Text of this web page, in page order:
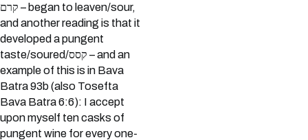
קרם – began to leaven/sour,
and another reading is that it
developed a pungent
taste/soured/קסס – and an
example of this is in Bava
Batra 93b (also Tosefta
Bava Batra 6:6): I accept
upon myself ten casks of
pungent wine for every one-